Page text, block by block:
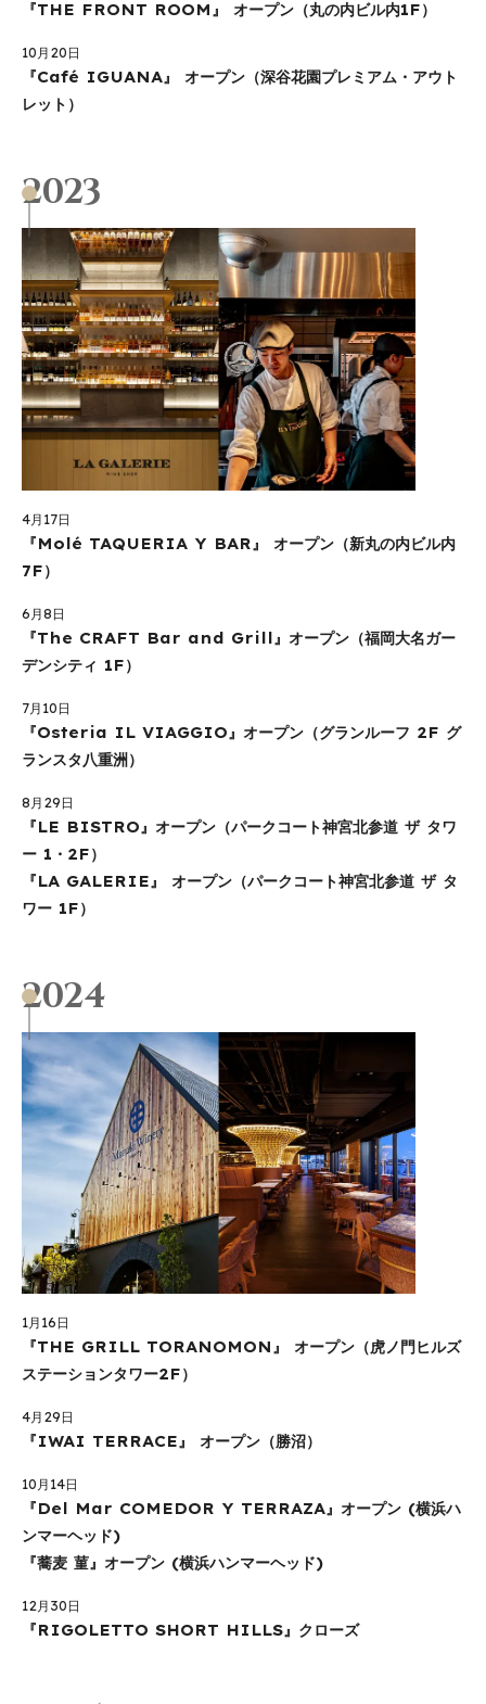
『THE FRONT ROOM』 オープン（丸の内ビル内1F）
10月20日
『Café IGUANA』 オープン（深谷花園プレミアム・アウト
レット）
2023
4月17日
『Molé TAQUERIA Y BAR』 オープン（新丸の内ビル内
7F）
6月8日
『The CRAFT Bar and Grill』オープン（福岡大名ガー
デンシティ 1F）
7月10日
『Osteria IL VIAGGIO』オープン（グランルーフ 2F グ
ランスタ八重洲）
8月29日
『LE BISTRO』オープン（パークコート神宮北参道 ザ タワ
ー 1・2F）
『LA GALERIE』 オープン（パークコート神宮北参道 ザ タ
ワー 1F）
2024
1月16日
『THE GRILL TORANOMON』 オープン（虎ノ門ヒルズ
ステーションタワー2F）
4月29日
『IWAI TERRACE』 オープン（勝沼）
10月14日
『Del Mar COMEDOR Y TERRAZA』オープン (横浜ハ
ンマーヘッド)
『蕎麦 菫』オープン (横浜ハンマーヘッド)
12月30日
『RIGOLETTO SHORT HILLS』クローズ